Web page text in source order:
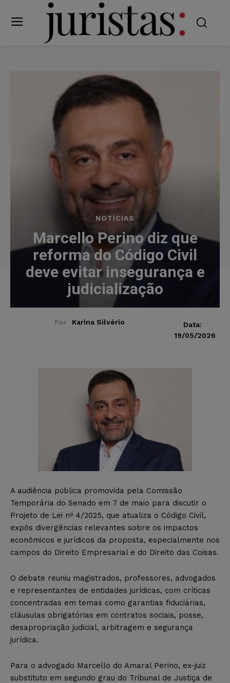
NOTÍCIAS
Marcello Perino diz que
reforma do Código Civil
deve evitar insegurança e
judicialização
Por Karina Silvério
Data:
19/05/2026
A audiência pública promovida pela Comissão
Temporária do Senado em 7 de maio para discutir o
Projeto de Lei nº 4/2025, que atualiza o Código Civil,
expôs divergências relevantes sobre os impactos
econômicos e jurídicos da proposta, especialmente nos
campos do Direito Empresarial e do Direito das Coisas.
O debate reuniu magistrados, professores, advogados
e representantes de entidades jurídicas, com críticas
concentradas em temas como garantias fiduciárias,
cláusulas obrigatórias em contratos sociais, posse,
desapropriação judicial, arbitragem e segurança
jurídica.
Para o advogado Marcello do Amaral Perino, ex-juiz
substituto em segundo grau do Tribunal de Justiça de